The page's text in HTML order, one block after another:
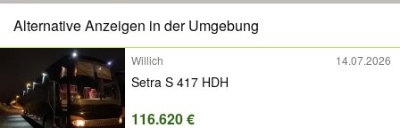
Alternative Anzeigen in der Umgebung
Willich 14.07.2026
Setra S 417 HDH
116.620 €